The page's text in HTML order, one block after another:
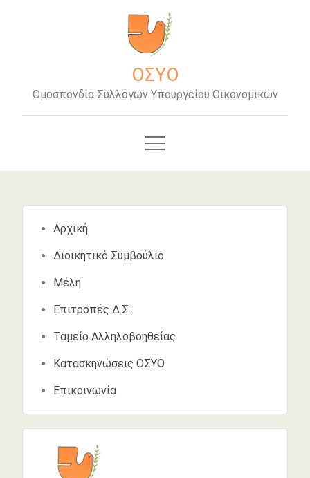
ΟΣΥΟ
Ομοσπονδία Συλλόγων Υπουργείου Οικονομικών
Αρχική
Διοικητικό Συμβούλιο
Μέλη
Επιτροπές Δ.Σ.
Ταμείο Αλληλοβοηθείας
Κατασκηνώσεις ΟΣΥΟ
Επικοινωνία